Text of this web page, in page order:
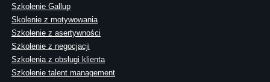
Szkolenie Gallup
Skolenie z motywowania
Szkolenie z asertywności
Szkolenie z negocjacji
Szkolenia z obsługi klienta
Szkolenie talent management